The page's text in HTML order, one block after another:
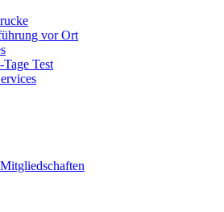
vor Ort
Test